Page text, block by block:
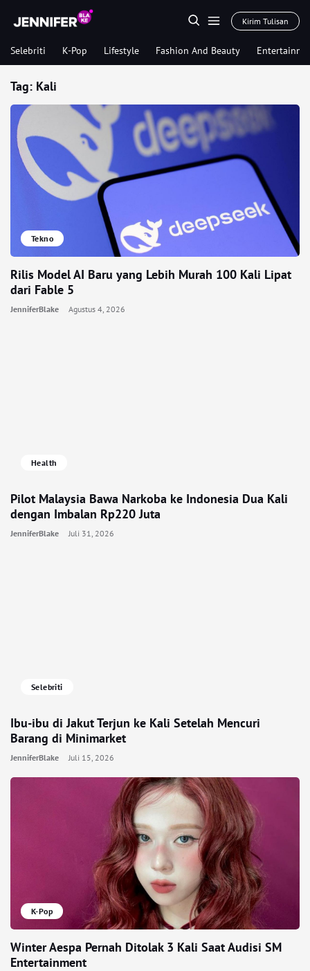
Kirim Tulisan
Selebriti K-Pop Lifestyle Fashion And Beauty
Tag: Kali
Tekno
Rilis Model AI Baru yang Lebih Murah 100 Kali Lipat
dari Fable 5
JenniferBlake Agustus 4, 2026
Health
Pilot Malaysia Bawa Narkoba ke Indonesia Dua Kali
dengan Imbalan Rp220 Juta
JenniferBlake Juli 31, 2026
Selebriti
Ibu-ibu di Jakut Terjun ke Kali Setelah Mencuri
Barang di Minimarket
JenniferBlake Juli 15, 2026
K-Pop
Winter Aespa Pernah Ditolak 3 Kali Saat Audisi SM
Entertainment